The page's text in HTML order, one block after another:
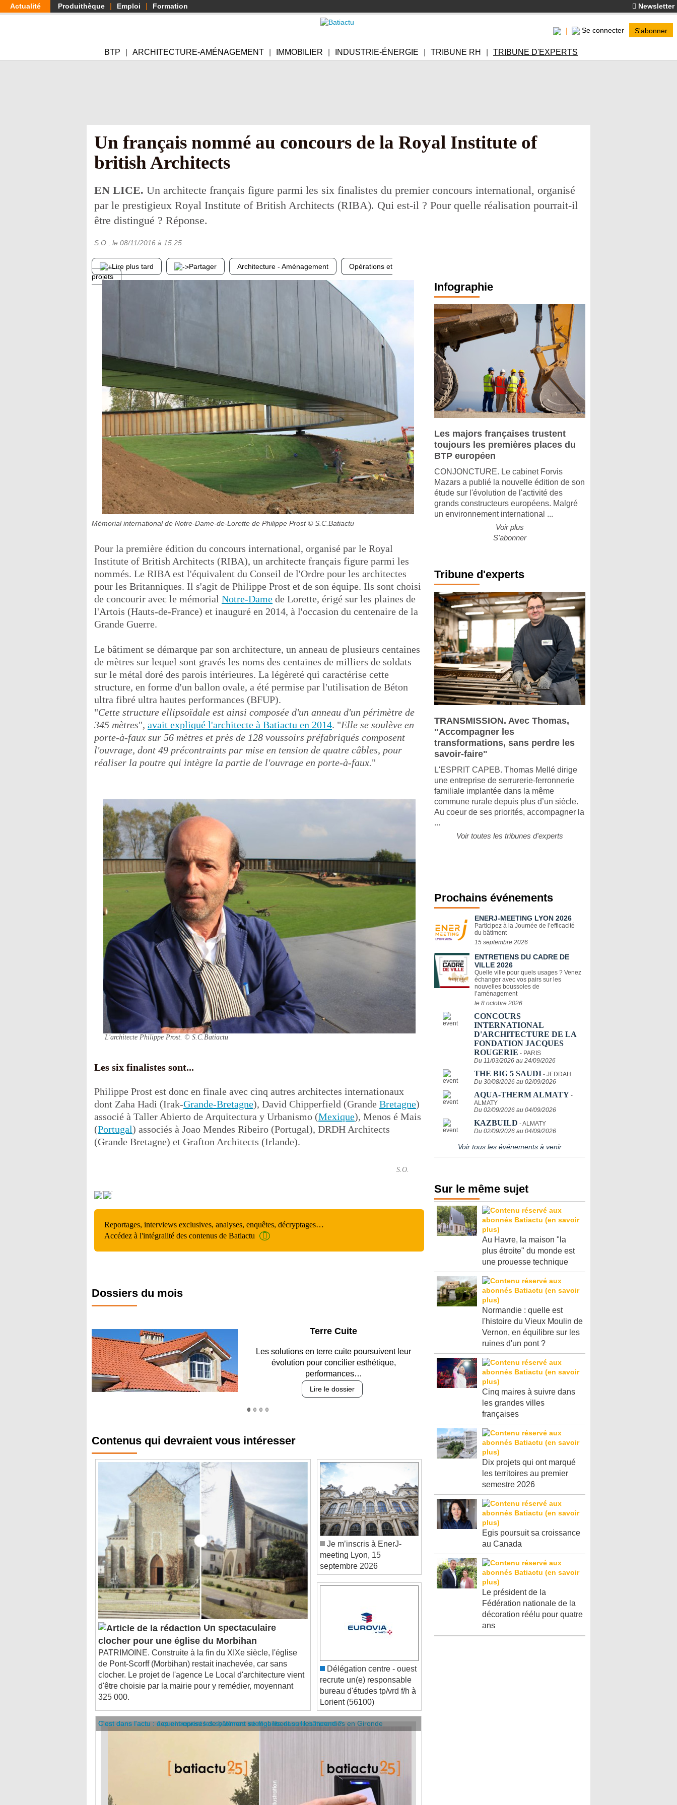
Aller
au
Actualité Produithèque Emploi Formation Newsletter
Se connecter S'abonner
BTP ARCHITECTURE-AMÉNAGEMENT IMMOBILIER INDUSTRIE-ÉNERGIE TRIBUNE RH TRIBUNE D'EXPERTS
Un français nommé au concours de la Royal Institute of
british Architects
EN LICE. Un architecte français figure parmi les six finalistes du premier concours international, organisé
par le prestigieux Royal Institute of British Architects (RIBA). Qui est-il ? Pour quelle réalisation pourrait-il
être distingué ? Réponse.
S.O. , le 08/11/2016 à 15:25
Lire plus tard Partager Architecture - Aménagement
Opérations et
projets
Mémorial international de Notre-Dame-de-Lorette de Philippe Prost © S.C.Batiactu
Pour la première édition du concours international, organisé par le Royal
Institute of British Architects (RIBA), un architecte français figure parmi les
nommés. Le RIBA est l'équivalent du Conseil de l'Ordre pour les architectes
pour les Britanniques. Il s'agit de Philippe Prost et de son équipe. Ils sont choisi
de concourir avec le mémorial Notre-Dame de Lorette, érigé sur les plaines de
l'Artois (Hauts-de-France) et inauguré en 2014, à l'occasion du centenaire de la
Grande Guerre.
Le bâtiment se démarque par son architecture, un anneau de plusieurs centaines
de mètres sur lequel sont gravés les noms des centaines de milliers de soldats
sur le métal doré des parois intérieures. La légèreté qui caractérise cette
structure, en forme d'un ballon ovale, a été permise par l'utilisation de Béton
ultra fibré ultra hautes performances (BFUP).
"Cette structure ellipsoïdale est ainsi composée d'un anneau d'un périmètre de
345 mètres", avait expliqué l'architecte à Batiactu en 2014. "Elle se soulève en
porte-à-faux sur 56 mètres et près de 128 voussoirs préfabriqués composent
l'ouvrage, dont 49 précontraints par mise en tension de quatre câbles, pour
réaliser la poutre qui intègre la partie de l'ouvrage en porte-à-faux."
L'architecte Philippe Prost. © S.C.Batiactu
Les six finalistes sont...
Philippe Prost est donc en finale avec cinq autres architectes internationaux
dont Zaha Hadi (Irak-Grande-Bretagne), David Chipperfield (Grande Bretagne)
associé à Taller Abierto de Arquitectura y Urbanismo (Mexique), Menos é Mais
(Portugal) associés à Joao Mendes Ribeiro (Portugal), DRDH Architects
(Grande Bretagne) et Grafton Architects (Irlande).
S.O.
Reportages, interviews exclusives, analyses, enquêtes, décryptages…
Accédez à l'intégralité des contenus de Batiactu
Dossiers du mois
Parking et garages
Entre circulation, sécurisation des accès, durabilité
des revêtements et intégration…
Lire le dossier
Un spectaculaire
clocher pour une église du Morbihan
PATRIMOINE. Construite à la fin du XIXe siècle, l'église
de Pont-Scorff (Morbihan) restait inachevée, car sans
clocher. Le projet de l'agence Le Local d'architecture vient
d'être choisie par la mairie pour y remédier, moyennant
325 000.
Je m’inscris à EnerJ-
meeting Lyon, 15
septembre 2026
recrute un(e) responsable
bureau d'études tp/vrd f/h à
Lorient (56100)
C'est dans l'actu : des entreprises de bâtiment se mobilisent sur les incendies en Gironde
C'est dans l'actu : à quoi servent les systèmes intelligents dans le bâtiment ?
Infographie
Les majors françaises trustent
toujours les premières places du
BTP européen
CONJONCTURE. Le cabinet Forvis
Mazars a publié la nouvelle édition de son
étude sur l'évolution de l'activité des
grands constructeurs européens. Malgré
un environnement international ...
Voir plus
S'abonner
Tribune d'experts
TRANSMISSION. Avec Thomas,
"Accompagner les
transformations, sans perdre les
savoir-faire"
L'ESPRIT CAPEB. Thomas Mellé dirige
une entreprise de serrurerie-ferronnerie
familiale implantée dans la même
commune rurale depuis plus d’un siècle.
Au coeur de ses priorités, accompagner la
...
Voir toutes les tribunes d'experts
Prochains événements
ENERJ-MEETING LYON 2026
Participez à la Journée de l’efficacité
du bâtiment
15 septembre 2026
ENTRETIENS DU CADRE DE
VILLE 2026
Quelle ville pour quels usages ? Venez
échanger avec vos pairs sur les
nouvelles boussoles de
l’aménagement
le 8 octobre 2026
CONCOURS
INTERNATIONAL
D'ARCHITECTURE DE LA
FONDATION JACQUES
ROUGERIE - PARIS
Du 11/03/2026 au 24/09/2026
THE BIG 5 SAUDI - JEDDAH
Du 30/08/2026 au 02/09/2026
AQUA-THERM ALMATY -
ALMATY
Du 02/09/2026 au 04/09/2026
KAZBUILD - ALMATY
Du 02/09/2026 au 04/09/2026
Voir tous les événements à venir
Sur le même sujet
Au Havre, la maison "la
plus étroite" du monde est
une prouesse technique
Normandie : quelle est
l'histoire du Vieux Moulin de
Vernon, en équilibre sur les
ruines d'un pont ?
Cinq maires à suivre dans
les grandes villes
françaises
Dix projets qui ont marqué
les territoires au premier
semestre 2026
Egis poursuit sa croissance
au Canada
Le président de la
Fédération nationale de la
décoration réélu pour quatre
ans